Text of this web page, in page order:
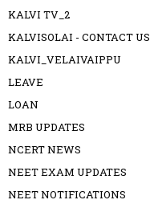
KALVI TV_2
KALVISOLAI - CONTACT US
KALVI_VELAIVAIPPU
LEAVE
LOAN
MRB UPDATES
NCERT NEWS
NEET EXAM UPDATES
NEET NOTIFICATIONS